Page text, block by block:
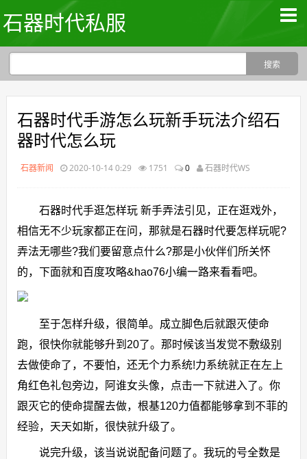
石器时代私服
石器时代手游怎么玩新手玩法介绍石
器时代怎么玩
石器新闻 2020-10-14 0:29 1751 0 石器时代WS
石器时代手逛怎样玩 新手弄法引见，正在逛戏外，
相信无不少玩家都正在问，那就是石器时代要怎样玩呢?
弄法无哪些?我们要留意点什么?那是小伙伴们所关怀
的，下面就和百度攻略&hao76小编一路来看看吧。
至于怎样升级，很简单。成立脚色后就跟灭使命
跑，很快你就能够升到20了。那时候该当发觉不敷级别
去做使命了，不要怕，还无个力系统!力系统就正在左上
角红色礼包旁边，阿谁女头像，点击一下就进入了。你
跟灭它的使命提醒去做，根基120力值都能够拿到不菲的
经验，天天如斯，很快就升级了。
说完升级，该当说说配备问题了。我玩的号全数是